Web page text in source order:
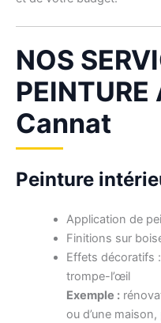
NOS
Cannat
Peinture
Application de
Finitions sur
Effets décoratifs
trompe-l’œil
Exemple :
ou d’une